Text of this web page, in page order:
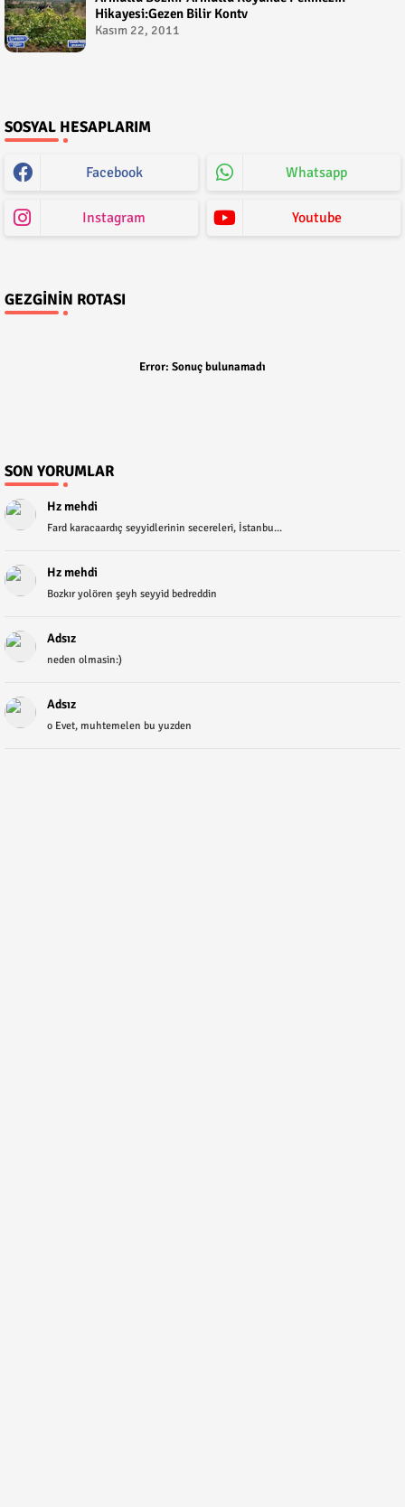
Hikayesi:Gezen Bilir Kontv
Kasım 22, 2011
SOSYAL HESAPLARIM
Facebook Whatsapp
Instagram Youtube
GEZGININ ROTASI
Error: Sonuç bulunamadı
SON YORUMLAR
Hz mehdi
Fard karacaardıç seyyidlerinin secereleri, İstanbu...
Hz mehdi
Bozkır yolören şeyh seyyid bedreddin
Adsız
neden olmasin:)
Adsız
o Evet, muhtemelen bu yuzden